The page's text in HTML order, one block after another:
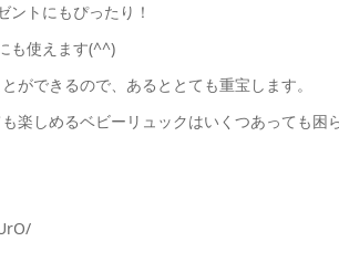
トにもぴったり！
も使えます(^^)
ができるので、あるととても重宝します。
楽しめるベビーリュックはいくつあっても困